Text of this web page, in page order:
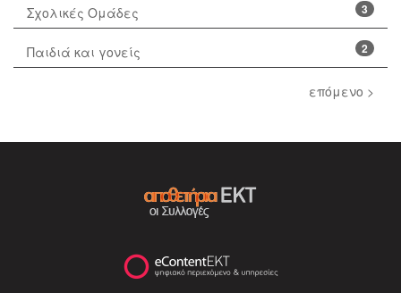
3
Σχολικές Ομάδες
2
Παιδιά και γονείς
επόμενο >